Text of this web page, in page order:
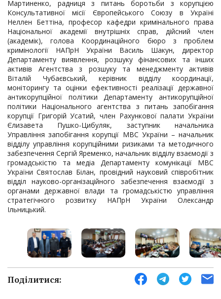
Мартиненко, радниця з питань боротьби з корупцією
Консультативної місії Європейського Союзу в Україні
Неллен Беттіна, професор кафедри кримінального права
Національної академії внутрішніх справ, дійсний член
(академік), голова Координаційного бюро з проблем
кримінології НАПрН України Василь Шакун, директор
Департаменту виявлення, розшуку фінансових та інших
активів Агентства з розшуку та менеджменту активів
Віталій Чубаєвський, керівник відділу координації,
моніторингу та оцінки ефективності реалізації державної
антикорупційної політики Департаменту антикорупційної
політики Національного агентства з питань запобігання
корупції Григорій Усатий, член Рахункової палати України
Єлизавета Пушко-Цибуляк, заступник начальника
Управління запобігання корупції МВС України – начальник
відділу управління корупційними ризиками та методичного
забезпечення Сергій Яременко, начальник відділу взаємодії з
громадськістю та медіа Департаменту комунікації МВС
України Святослав Білан, провідний науковий співробітник
відділ науково-організаційного забезпечення взаємодії з
органами державної влади та громадськістю управління
стратегічного розвитку НАПрН України Олександр
Ільницький.
Поділитися: